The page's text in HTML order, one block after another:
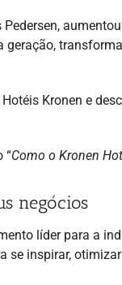
geração,
Kronen e
“Como o Kronen
negócios
líder para a
se inspirar,